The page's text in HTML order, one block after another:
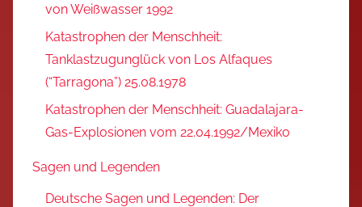
von Weißwasser 1992
Katastrophen der Menschheit:
Tanklastzugunglück von Los Alfaques
(“Tarragona”) 25.08.1978
Katastrophen der Menschheit: Guadalajara-
Gas-Explosionen vom 22.04.1992/Mexiko
Sagen und Legenden
Deutsche Sagen und Legenden: Der